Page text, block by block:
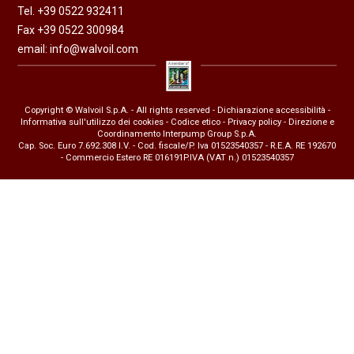
Tel. +39 0522 932411
Fax +39 0522 300984
email:info@walvoil.com
Copyright © Walvoil S.p.A. - All rights reserved - Dichiarazione accessibilità -
Informativa sull'utilizzo dei cookies- Codice etico- Privacy policy- Direzione e
Coordinamento Interpump Group S.p.A.
Cap. Soc. Euro 7.692.308 I.V. - Cod. fiscale/P. Iva 01523540357 - R.E.A. RE 192670
- Commercio Estero RE 016191P.IVA (VAT n.) 01523540357